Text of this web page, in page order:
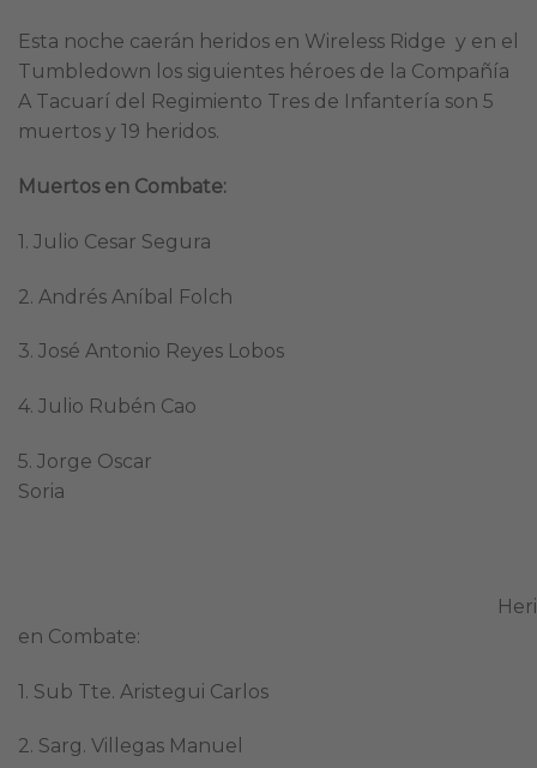
Esta noche caerán heridos en Wireless Ridge y en el
Tumbledown los siguientes héroes de la Compañía
A Tacuarí del Regimiento Tres de Infantería son 5
muertos y 19 heridos.
Muertos en Combate:
1. Julio Cesar Segura
2. Andrés Aníbal Folch
3. José Antonio Reyes Lobos
4. Julio Rubén Cao
5. Jorge Oscar
Soria
en Combate:
1. Sub Tte. Aristegui Carlos
2. Sarg. Villegas Manuel